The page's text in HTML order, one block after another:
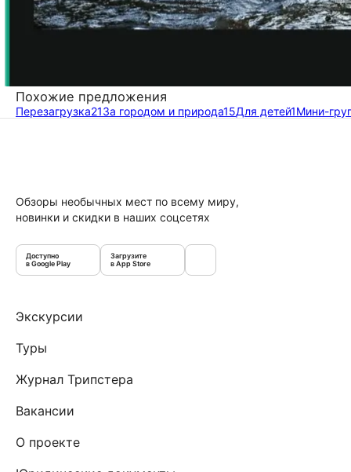
Похожие предложения
Перезагрузка21За городом и природа15Для детей1Мини-
Обзоры необычных мест по всему миру,
новинки и скидки в наших соцсетях
Доступно
в Google Play
Загрузите
в App Store
Экскурсии
Туры
Журнал Трипстера
Вакансии
О проекте